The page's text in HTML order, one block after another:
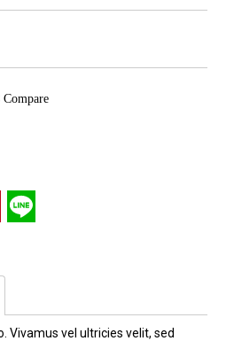
Compare
Vivamus vel ultricies velit, sed